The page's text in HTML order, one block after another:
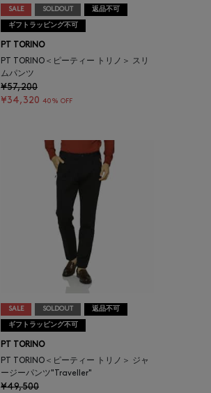
SALE SOLDOUT 返品不可
ギフトラッピング不可
PT TORINO
PT TORINO＜ピーティー トリノ＞ スリ
ムパンツ
¥57,200
¥34,320 40% OFF
SALE SOLDOUT 返品不可
ギフトラッピング不可
PT TORINO
PT TORINO＜ピーティー トリノ＞ ジャ
ージーパンツ"Traveller"
¥49,500